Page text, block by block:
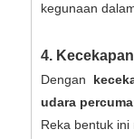
kegunaan
4.
Dengan
udara
Reka bentuk